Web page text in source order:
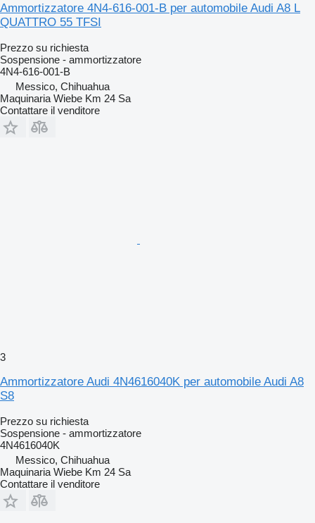
Ammortizzatore 4N4-616-001-B per automobile Audi A8 L
QUATTRO 55 TFSI
Prezzo su richiesta
Sospensione - ammortizzatore
4N4-616-001-B
Messico, Chihuahua
Maquinaria Wiebe Km 24 Sa
Contattare il venditore
3
Ammortizzatore Audi 4N4616040K per automobile Audi A8
S8
Prezzo su richiesta
Sospensione - ammortizzatore
4N4616040K
Messico, Chihuahua
Maquinaria Wiebe Km 24 Sa
Contattare il venditore